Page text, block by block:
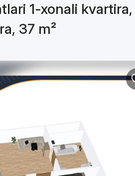
1-xonali kvartira,
37 m²